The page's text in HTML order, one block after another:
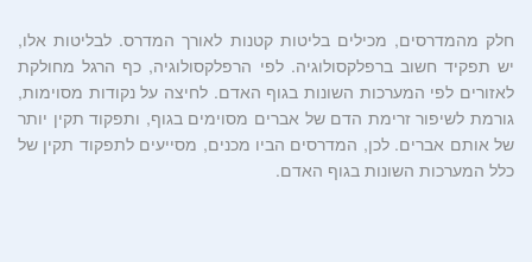
חלק מהמדרסים, מכילים בליטות קטנות לאורך המדרס. לבליטות אלו,
יש תפקיד חשוב ברפלקסולוגיה. לפי הרפלקסולוגיה, כף הרגל מחולקת
לאזורים לפי המערכות השונות בגוף האדם. לחיצה על נקודות מסוימות,
גורמת לשיפור זרימת הדם של אברים מסוימים בגוף, ותפקוד תקין יותר
של אותם אברים. לכן, המדרסים הביו מכנים, מסייעים לתפקוד תקין של
כלל המערכות השונות בגוף האדם.